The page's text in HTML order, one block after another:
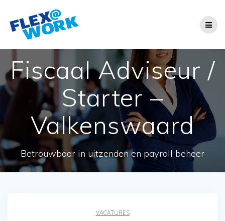
Fiscaal Adviseur /
Starter –
Valkenswaard
Betrouwbaar in uitzenden en payroll beheer
VACATURES